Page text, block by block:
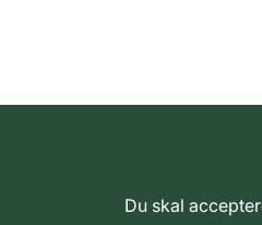
Du skal